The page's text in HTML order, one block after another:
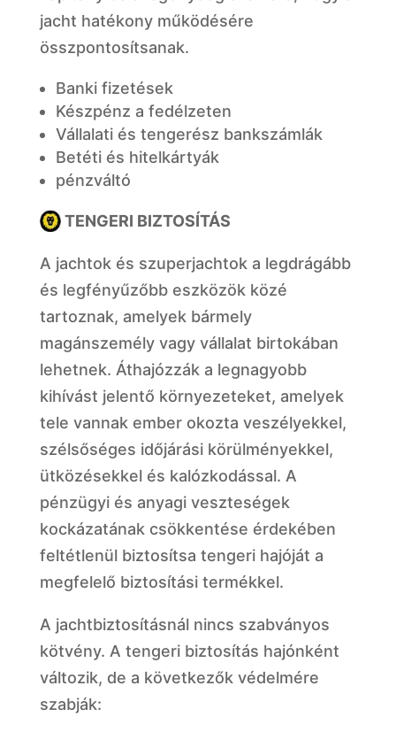
jacht hatékony működésére
összpontosítsanak.
Banki fizetések
Készpénz a fedélzeten
Vállalati és tengerész bankszámlák
Betéti és hitelkártyák
pénzváltó
TENGERI BIZTOSÍTÁS
A jachtok és szuperjachtok a legdrágább
és legfényűzőbb eszközök közé
tartoznak, amelyek bármely
magánszemély vagy vállalat birtokában
lehetnek. Áthajózzák a legnagyobb
kihívást jelentő környezeteket, amelyek
tele vannak ember okozta veszélyekkel,
szélsőséges időjárási körülményekkel,
ütközésekkel és kalózkodással. A
pénzügyi és anyagi veszteségek
kockázatának csökkentése érdekében
feltétlenül biztosítsa tengeri hajóját a
megfelelő biztosítási termékkel.
A jachtbiztosításnál nincs szabványos
kötvény. A tengeri biztosítás hajónként
változik, de a következők védelmére
szabják: